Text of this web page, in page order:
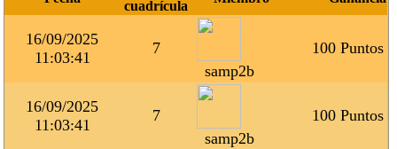
cuadrícula
16/09/2025
11:03:41
7
samp2b
100 Puntos
16/09/2025
11:03:41
7
samp2b
100 Puntos